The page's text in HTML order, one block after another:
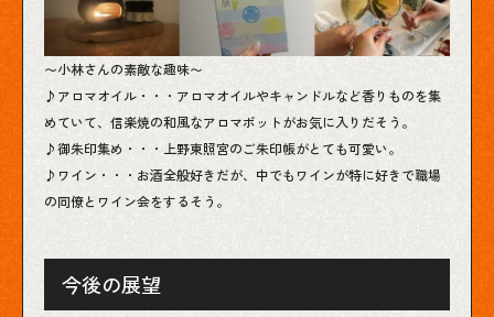
〜小林さんの素敵な趣味〜
♪アロマオイル・・・アロマオイルやキャンドルなど香りものを集
めていて、信楽焼の和風なアロマポットがお気に入りだそう。
♪御朱印集め・・・上野東照宮のご朱印帳がとても可愛い。
♪ワイン・・・お酒全般好きだが、中でもワインが特に好きで職場
の同僚とワイン会をするそう。
今後の展望